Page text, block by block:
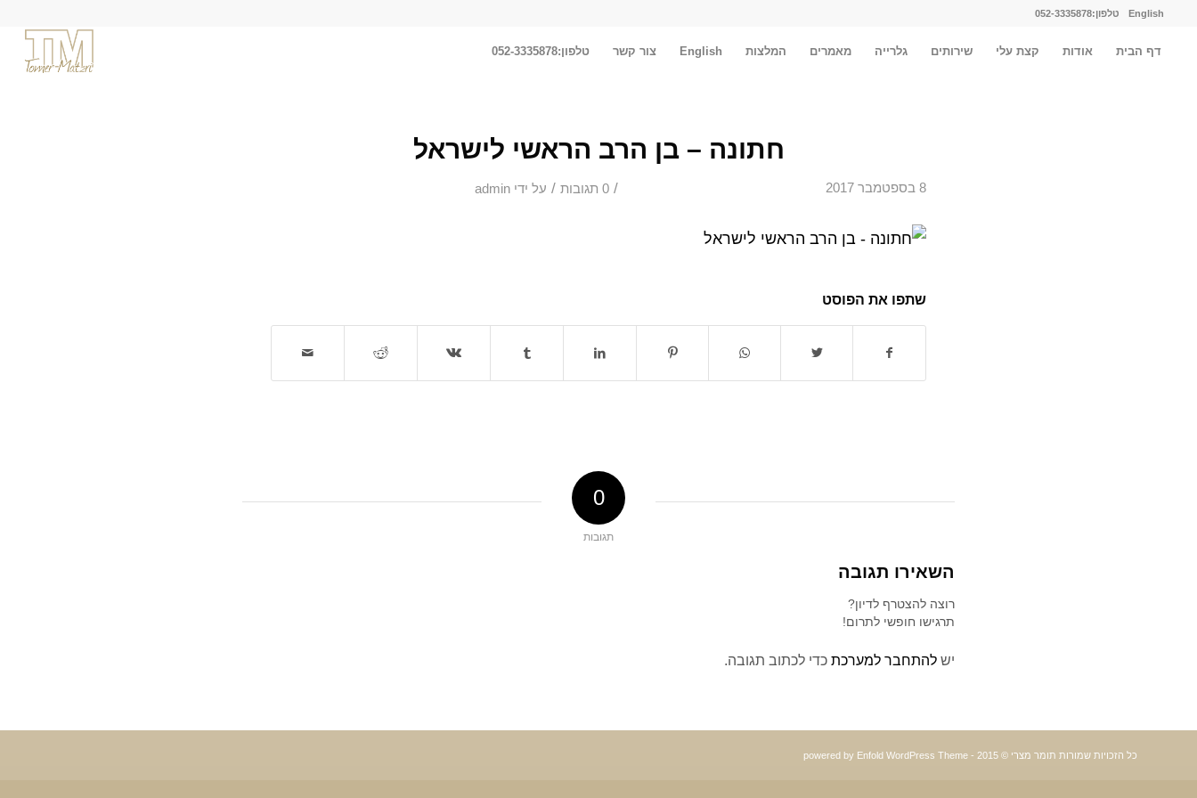
English טלפון:052-3335878
דף הבית אודות קצת עלי שירותים גלרייה מאמרים המלצות English צור קשר טלפון:052-3335878
חתונה – בן הרב הראשי לישראל
8 בספטמבר 2017 / 0 תגובות / על ידיadmin
שתפו את הפוסט
0
תגובות
השאירו תגובה
רוצה להצטרף לדיון?
תרגישו חופשי לתרום!
יש להתחבר למערכת כדי לכתוב תגובה.
כל הזכויות שמורות תומר מצרי © 2015 - powered by Enfold WordPress Theme